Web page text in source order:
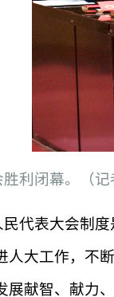
利闭幕。（记
代表大会制
人大工作，不
展献智、献力